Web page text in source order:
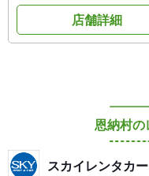
店舗詳細
恩納村
スカイレンタカー